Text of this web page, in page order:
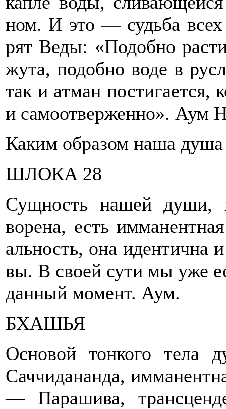
ном. И это — судьба
рят Веды: «Подобно
жута, подобно воде в
так и атман постигается,
и самоотверженно». Аум
Каким образом наша
ШЛОКА 28
Сущность нашей души,
ворена, есть
альность, она идентична
вы. В своей сути мы уже
данный момент. Аум.
БХАШЬЯ
Основой тонкого тела
Саччидананда,
— Парашива,